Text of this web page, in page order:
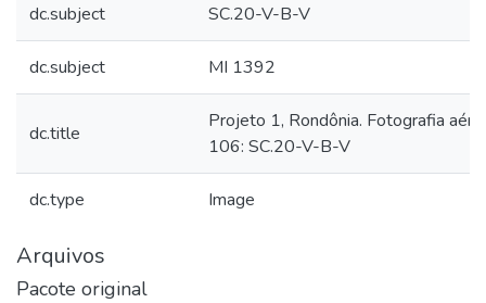
dc.subject SC.20-V-B-V
dc.subject MI 1392
dc.title
Projeto 1, Rondônia. Fotografia
106: SC.20-V-B-V
dc.type Image
Arquivos
Pacote original